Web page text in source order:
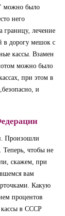
можно было
него
границу, лечение
в дорогу мешок с
кассы. Взамен
можно было
при этом в
и
Произошли
Теперь, чтобы не
скажем, при
вам
Какую
процентов
кассы в СССР